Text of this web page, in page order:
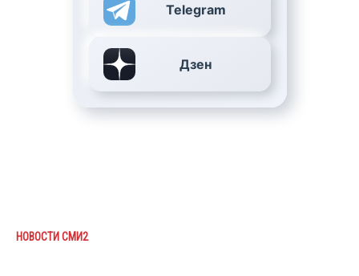
Telegram
Дзен
НОВОСТИ СМИ2